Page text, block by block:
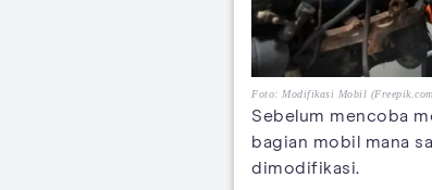
Foto: Modifikasi Mobil
Sebelum mencoba
bagian mobil mana
dimodifikasi.